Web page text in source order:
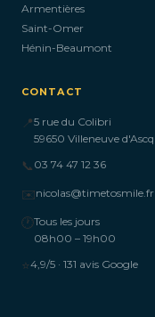
Armentières
Saint-Omer
Hénin-Beaumont
CONTACT
📍5 rue du Colibri
59650 Villeneuve d'Ascq
📞 03 74 47 12 36
✉️nicolas@timetosmile.fr
🕐Tous les jours
08h00 – 19h00
⭐4,9/5 · 131 avis Google